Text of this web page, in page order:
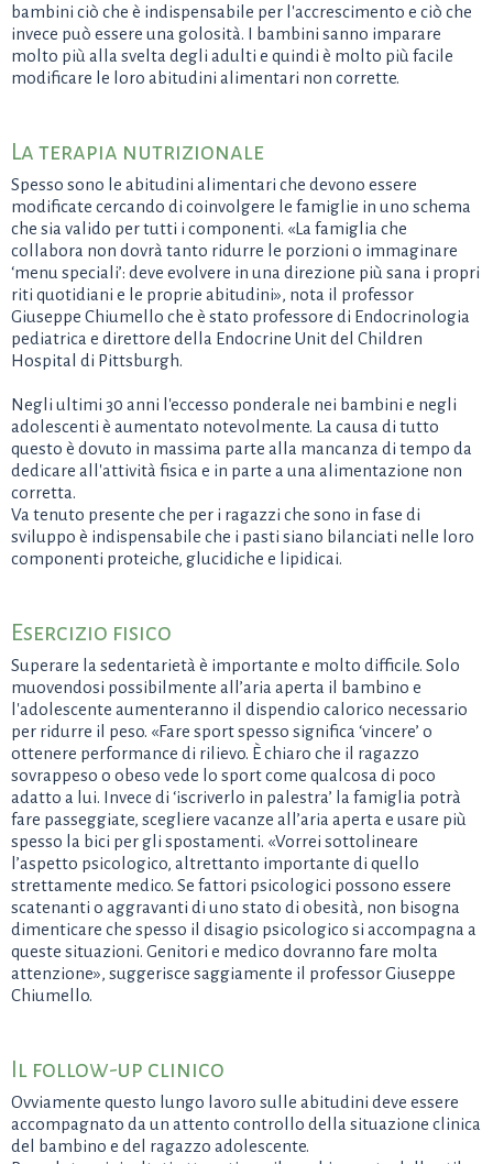
bambini ciò che è indispensabile per l'accrescimento e ciò che
invece può essere una golosità. I bambini sanno imparare
molto più alla svelta degli adulti e quindi è molto più facile
modificare le loro abitudini alimentari non corrette.
La terapia nutrizionale
Spesso sono le abitudini alimentari che devono essere
modificate cercando di coinvolgere le famiglie in uno schema
che sia valido per tutti i componenti. «La famiglia che
collabora non dovrà tanto ridurre le porzioni o immaginare
‘menu speciali’: deve evolvere in una direzione più sana i propri
riti quotidiani e le proprie abitudini», nota il professor
Giuseppe Chiumello che è stato professore di Endocrinologia
pediatrica e direttore della Endocrine Unit del Children
Hospital di Pittsburgh.
Negli ultimi 30 anni l'eccesso ponderale nei bambini e negli
adolescenti è aumentato notevolmente. La causa di tutto
questo è dovuto in massima parte alla mancanza di tempo da
dedicare all'attività fisica e in parte a una alimentazione non
corretta.
Va tenuto presente che per i ragazzi che sono in fase di
sviluppo è indispensabile che i pasti siano bilanciati nelle loro
componenti proteiche, glucidiche e lipidicai.
Esercizio fisico
Superare la sedentarietà è importante e molto difficile. Solo
muovendosi possibilmente all’aria aperta il bambino e
l'adolescente aumenteranno il dispendio calorico necessario
per ridurre il peso. «Fare sport spesso significa ‘vincere’ o
ottenere performance di rilievo. È chiaro che il ragazzo
sovrappeso o obeso vede lo sport come qualcosa di poco
adatto a lui. Invece di ‘iscriverlo in palestra’ la famiglia potrà
fare passeggiate, scegliere vacanze all’aria aperta e usare più
spesso la bici per gli spostamenti. «Vorrei sottolineare
l’aspetto psicologico, altrettanto importante di quello
strettamente medico. Se fattori psicologici possono essere
scatenanti o aggravanti di uno stato di obesità, non bisogna
dimenticare che spesso il disagio psicologico si accompagna a
queste situazioni. Genitori e medico dovranno fare molta
attenzione», suggerisce saggiamente il professor Giuseppe
Chiumello.
Il follow-up clinico
Ovviamente questo lungo lavoro sulle abitudini deve essere
accompagnato da un attento controllo della situazione clinica
del bambino e del ragazzo adolescente.